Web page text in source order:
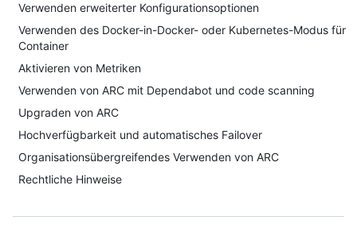
Verwenden erweiterter Konfigurationsoptionen
Verwenden des Docker-in-Docker- oder Kubernetes-Modus für
Container
Aktivieren von Metriken
Verwenden von ARC mit Dependabot und code scanning
Upgraden von ARC
Hochverfügbarkeit und automatisches Failover
Organisationsübergreifendes Verwenden von ARC
Rechtliche Hinweise